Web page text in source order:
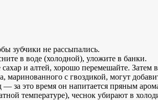
зубчики не рассыпались.
в воде (холодной), уложите в банки.
и алтей, хорошо перемешайте.
с гвоздикой, могут
за это время он напитается пряным
температуре), чеснок убирают в